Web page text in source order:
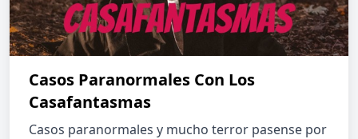
Casos Paranormales Con Los
Casafantasmas
Casos paranormales y mucho terror pasense por